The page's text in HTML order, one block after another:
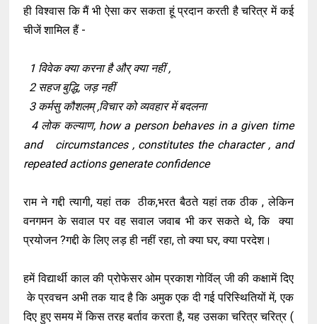
ही विश्वास कि मैं भी ऐसा कर सकता हूं प्रदान करती है चरित्र में कई
चीजें शामिल हैं -
1 विवेक क्या करना है और् क्या नहीं ,
2 सहज बुद्धि, जड़ नहीं
3 कर्मसु कौशलम् ,विचार को व्यवहार में बदलना
4 लोक कल्याण, how a person behaves in a given time
and circumstances , constitutes the character , and
repeated actions generate confidence
राम ने गद्दी त्यागी, यहां तक ठीक,भरत बैठते यहां तक ठीक , लेकिन
वनगमन के सवाल पर वह सवाल जवाब भी कर सकते थे, कि क्या
प्रयोजन ?गद्दी के लिए लड़ ही नहीं रहा, तो क्या घर, क्या परदेश।
हमें विद्यार्थी काल की प्रोफेसर ओम प्रकाश गोविंल् जी की कक्षामें दिए
के प्रवचन अभी तक याद है कि अमुक एक दी गई परिस्थितियों में, एक
दिए हुए समय में किस तरह बर्ताव करता है, यह उसका चरित्र चरित्र (